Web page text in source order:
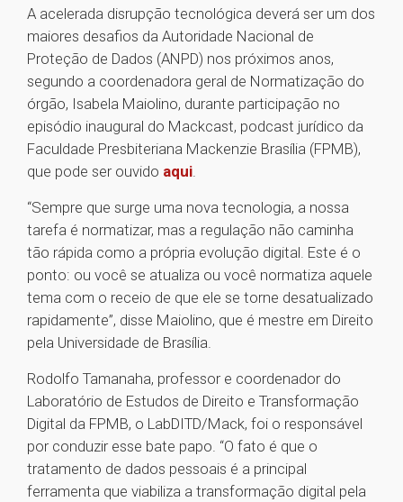
A acelerada disrupção tecnológica deverá ser um dos
maiores desafios da Autoridade Nacional de
Proteção de Dados (ANPD) nos próximos anos,
segundo a coordenadora geral de Normatização do
órgão, Isabela Maiolino, durante participação no
episódio inaugural do Mackcast, podcast jurídico da
Faculdade Presbiteriana Mackenzie Brasília (FPMB),
que pode ser ouvido aqui.
“Sempre que surge uma nova tecnologia, a nossa
tarefa é normatizar, mas a regulação não caminha
tão rápida como a própria evolução digital. Este é o
ponto: ou você se atualiza ou você normatiza aquele
tema com o receio de que ele se torne desatualizado
rapidamente”, disse Maiolino, que é mestre em Direito
pela Universidade de Brasília.
Rodolfo Tamanaha, professor e coordenador do
Laboratório de Estudos de Direito e Transformação
Digital da FPMB, o LabDITD/Mack, foi o responsável
por conduzir esse bate papo. “O fato é que o
tratamento de dados pessoais é a principal
ferramenta que viabiliza a transformação digital pela